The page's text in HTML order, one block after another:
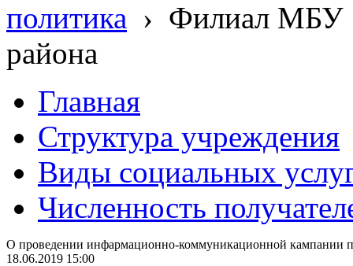
политика › Филиал МБУ
района
Главная
Структура учреждения
Виды социальных
Численность
О проведении инфармационно-коммуникационной кампании
18.06.2019 15:00